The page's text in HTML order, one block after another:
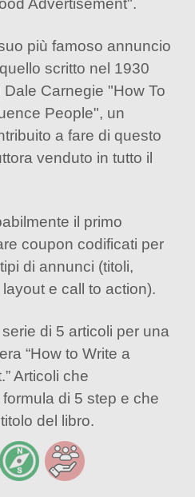
Advertisement".
più famoso annuncio
scritto nel 1930
Carnegie "How To
People", un
a fare di questo
venduto in tutto il
il primo
coupon codificati per
di annunci (titoli,
e call to action).
di 5 articoli per una
“How to Write a
Articoli che
di 5 step e che
del libro.